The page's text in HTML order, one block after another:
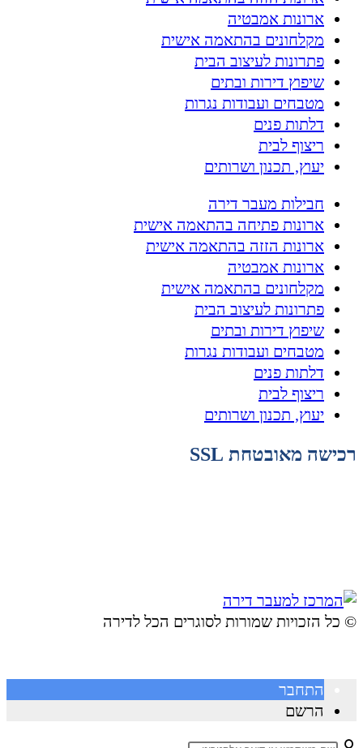
ארונות אמבטיה
מקלחונים בהתאמה אישית
פתרונות לעיצוב הבית
שיפוץ דירות ובתים
מטבחים ועבודות נגרות
דלתות פנים
ריצוף לבית
יעוץ, תכנון ושרותים
חבילות מעבר דירה
ארונות פתיחה בהתאמה אישית
ארונות הזזה בהתאמה אישית
ארונות אמבטיה
מקלחונים בהתאמה אישית
פתרונות לעיצוב הבית
שיפוץ דירות ובתים
מטבחים ועבודות נגרות
דלתות פנים
ריצוף לבית
יעוץ, תכנון ושרותים
רכישה מאובטחת SSL
© ​כל הזכויות שמורות לסוגרים הכל לדירה
התחבר
הרשם